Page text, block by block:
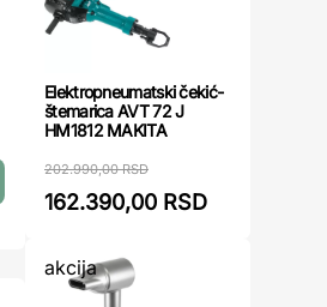
Elektropneumatski čekić-
štemarica AVT 72 J
HM1812 MAKITA
202.990,00 RSD
162.390,00 RSD
akcija